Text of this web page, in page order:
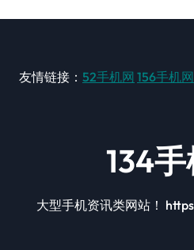
友情链接： 52手机网 156手机网
134
大型手机资讯类网站！